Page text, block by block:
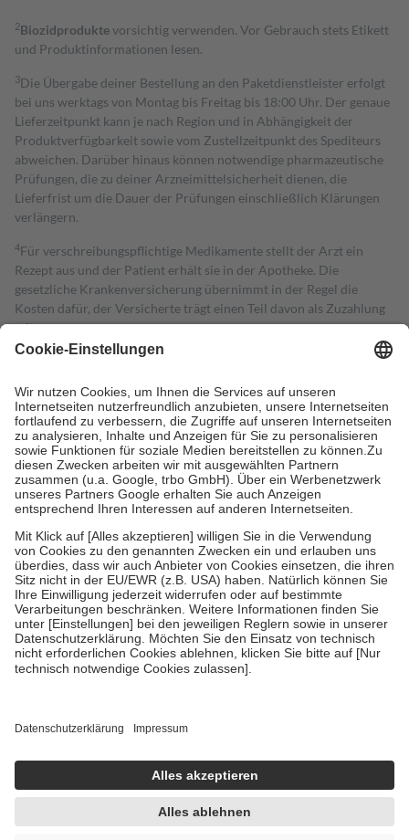
2Biozidproduktevorsichtig verwenden. Vor Gebrauch stets Etikett
und Produktinformationen lesen.
3Die Übergabe deiner Bestellung an den Paketdienstleister erfolgt
bei uns werktags von Montag bis Freitag bis 18:00 Uhr. Der genaue
Lieferzeitpunkt kann je nach Region und in Abhängigkeit der
Produktverfügbarkeit sowie vom Zustellzeitpunkt des Spediteurs
abweichen. Darüber hinaus können notwendige pharmazeutische
Prüfungen, die zu deiner Arzneimittelsicherheit dienen, die
Lieferfrist um die Dauer der Prüfungen einschließlich Klärungen
verlängern.
4Für verschreibungspflichtige Medikamente stellt der Arzt ein
Rezept aus und der Patient erhält sie in der Apotheke. Die
gesetzliche Krankenversicherung übernimmt in der Regel die
Kosten dafür, der Versicherte trägt einen Teil davon als Zuzahlung
mit.
Grundsätzlich leisten Mitglieder Zuzahlungen in Höhe von zehn
höchstens zehn Euro.
Es sind jedoch nie mehr als die tatsächlichen
Kosten der Leistung zu entrichten.
Diese Regeln gelten grundsätzlich auch für Online-Apotheken.
Bei Heilmitteln und häuslicher Krankenpflege beträgt die
Zuzahlung zehn Prozent der Kosten sowie zehn Euro je
Verordnung.
Um das Engagement der Versicherten für ihre eigene Gesundheit zu
stärken und die besondere Stellung der Familie zu unterstützen,
fallenkeine Zuzahlungenan bei:
• Kindern und Jugendlichen bis zum vollendeten 18. Lebensjahr
mit Ausnahme der Fahrkosten
• Untersuchungen zur Vorsorge und Früherkennung, die von der
GKV getragen werden
• empfohlenen Schutzimpfungen
• Harn- und Blutteststreifen
getroffen, um sicherzustellen, dass es sich um echte Bewertungen
https://help.etrusted.com/hc/de/articles/4419944605341
Einige Bilder und Inhalte wurden unter Zuhilfenahme künstlicher